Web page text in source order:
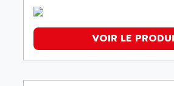
VOIR LE